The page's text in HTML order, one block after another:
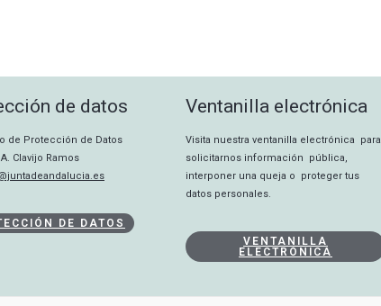
de datos
de Protección de Datos
Clavijo Ramos
DE DATOS
Ventanilla electrónica
Visita nuestra ventanilla electrónica para
solicitarnos información pública,
interponer una queja o proteger tus
datos personales.
VENTANILLA
ELECTRÓNICA